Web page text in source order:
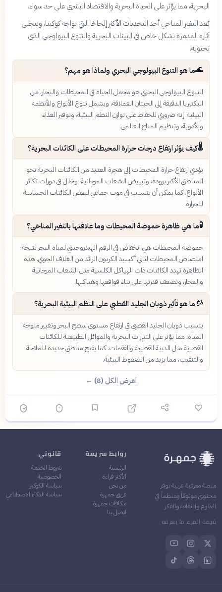
البحرية، مما يؤثر على الحياة البحرية والاقتصاد البشري على حد سواء.
يُعد التغير المناخي أحد التحديات الأكثر إلحاحًا التي تواجه كوكبنا، وتتجلى
آثاره المدمرة بشكل خاص في البيئات البحرية والتنوع البيولوجي الذي
تحتويه.
🌊ما هو التنوع البيولوجي البحري ولماذا هو مهم؟
التنوع البيولوجي البحري هو مجمل الحياة في المحيطات والبحار، من
البكتيريا الدقيقة إلى الحيتان العملاقة، ويشمل تنوع الأنواع والأنظمة
البيئية. إنه ضروري للحفاظ على توازن النظم البيئية، وتوفير الغذاء
والأدوية، وتنظيم المناخ العالمي.
🌡️كيف يؤثر ارتفاع درجات حرارة المحيطات على الكائنات البحرية؟
يؤدي ارتفاع حرارة المحيطات إلى هجرة العديد من الكائنات البحرية نحو
المناطق الأكثر برودة، وتبييض الشعاب المرجانية، وخلل في دورات تكاثر
الأنواع. كما يمكن أن يتسبب في موت جماعي لبعض الكائنات الحساسة
للحرارة.
🧪ما هي ظاهرة حموضة المحيطات وما علاقتها بالتغير المناخي؟
حموضة المحيطات هي انخفاض في الرقم الهيدروجيني لمياه البحر نتيجة
امتصاص المحيطات لثاني أكسيد الكربون الزائد من الغلاف الجوي. هذه
الظاهرة تهدد الكائنات ذات الهياكل الكلسية مثل الشعاب المرجانية
والمحار، وتضعف قدرتها على بناء قواقعها وهياكلها.
🧊ما هو تأثير ذوبان الجليد القطبي على النظم البيئية البحرية؟
يتسبب ذوبان الجليد القطبي في ارتفاع مستوى سطح البحر وتغيير ملوحة
المياه، مما يؤثر على التيارات البحرية والموائل الطبيعية للكائنات
القطبية مثل الدببة القطبية والفقمات. كما يفتح مناطق جديدة للملاحة
والتنقيب، مما يزيد من الضغوط البيئية.
اعرض الكل (8) ←
منصة معرفية عربية توفر
محتوى موثوقاً ومنظماً في
العلوم والثقافة والفكر
قيمة المرء ما يعرفه
روابط سريعة
الرئيسية
الأكثر قراءة
من نحن
فريق جمهرة
مكافآت جمهرة
اتصل بنا
قانوني
شروط الخدمة
الخصوصية
سياسة الكوكيز
سياسة الذكاء الاصطناعي